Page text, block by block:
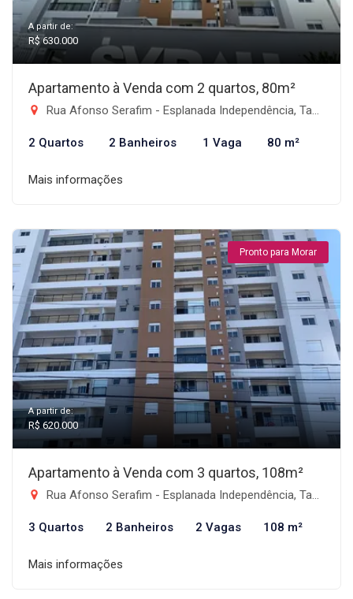
A partir de:
R$ 630.000
Apartamento à Venda com 2 quartos, 80m²
Rua Afonso Serafim - Esplanada Independência, Taubaté-SP
2 Quartos 2 Banheiros 1 Vaga 80 m²
Mais informações
Pronto para Morar
A partir de:
R$ 620.000
Apartamento à Venda com 3 quartos, 108m²
Rua Afonso Serafim - Esplanada Independência, Taubaté-SP
3 Quartos 2 Banheiros 2 Vagas 108 m²
Mais informações